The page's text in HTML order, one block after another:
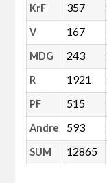
KrF 357
V 167
MDG 243
R 1921
PF 515
Andre 593
SUM 12865